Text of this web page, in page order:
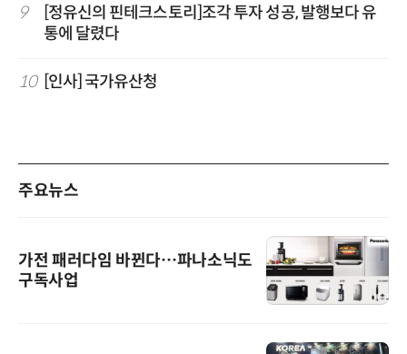
9
[정유신의 핀테크스토리]조각 투자 성공, 발행보다 유
통에 달렸다
10 [인사] 국가유산청
주요뉴스
가전 패러다임 바뀐다…파나소닉도
구독사업